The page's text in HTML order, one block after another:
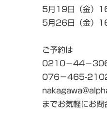
5月19日（金）
5月26日（金）
ご予約は
0210－44－
076－465-2102
までお気軽にお問